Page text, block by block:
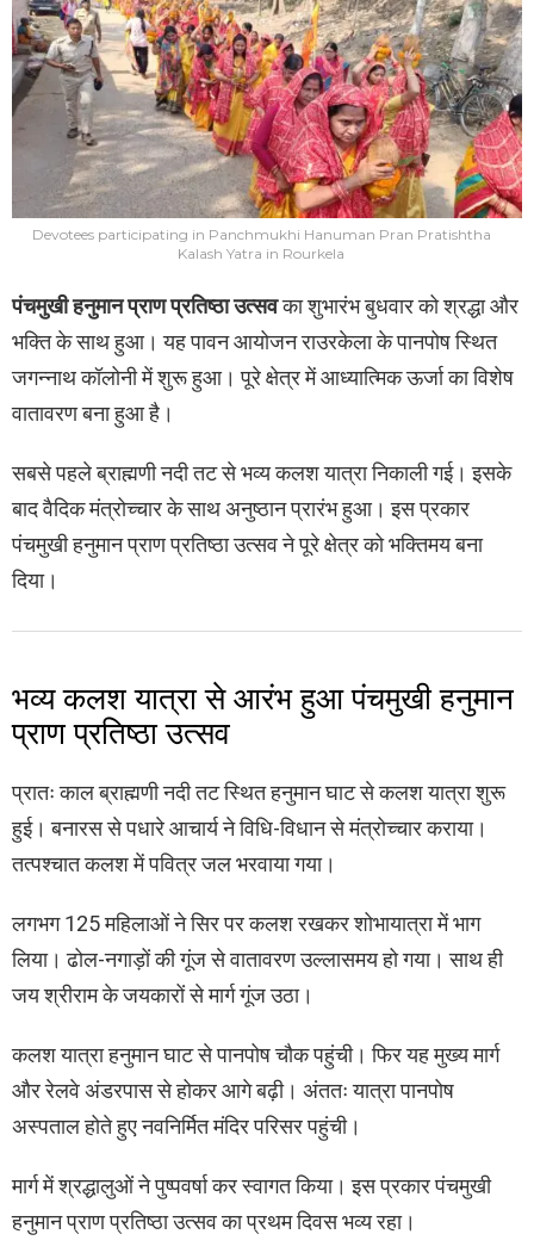
Devotees participating in Panchmukhi Hanuman Pran Pratishtha
Kalash Yatra in Rourkela
पंचमुखी हनुमान प्राण प्रतिष्ठा उत्सवका शुभारंभ बुधवार को श्रद्धा और
भक्ति के साथ हुआ। यह पावन आयोजनराउरकेलाके पानपोष स्थित
जगन्नाथ कॉलोनी में शुरू हुआ। पूरे क्षेत्र में आध्यात्मिक ऊर्जा का विशेष
वातावरण बना हुआ है।
सबसे पहले ब्राह्मणी नदी तट से भव्य कलश यात्रा निकाली गई। इसके
बाद वैदिक मंत्रोच्चार के साथ अनुष्ठान प्रारंभ हुआ। इस प्रकार
पंचमुखी हनुमान प्राण प्रतिष्ठा उत्सव ने पूरे क्षेत्र को भक्तिमय बना
दिया।
भव्य कलश यात्रा से आरंभ हुआ पंचमुखी हनुमान
प्राण प्रतिष्ठा उत्सव
प्रातः काल ब्राह्मणी नदी तट स्थित हनुमान घाट से कलश यात्रा शुरू
हुई। बनारस से पधारे आचार्य ने विधि-विधान से मंत्रोच्चार कराया।
तत्पश्चात कलश में पवित्र जल भरवाया गया।
लगभग 125 महिलाओं ने सिर पर कलश रखकर शोभायात्रा में भाग
लिया। ढोल-नगाड़ों की गूंज से वातावरण उल्लासमय हो गया। साथ ही
जय श्रीराम के जयकारों से मार्ग गूंज उठा।
कलश यात्रा हनुमान घाट से पानपोष चौक पहुंची। फिर यह मुख्य मार्ग
और रेलवे अंडरपास से होकर आगे बढ़ी। अंततः यात्रा पानपोष
अस्पताल होते हुए नवनिर्मित मंदिर परिसर पहुंची।
मार्ग में श्रद्धालुओं ने पुष्पवर्षा कर स्वागत किया। इस प्रकार पंचमुखी
हनुमान प्राण प्रतिष्ठा उत्सव का प्रथम दिवस भव्य रहा।